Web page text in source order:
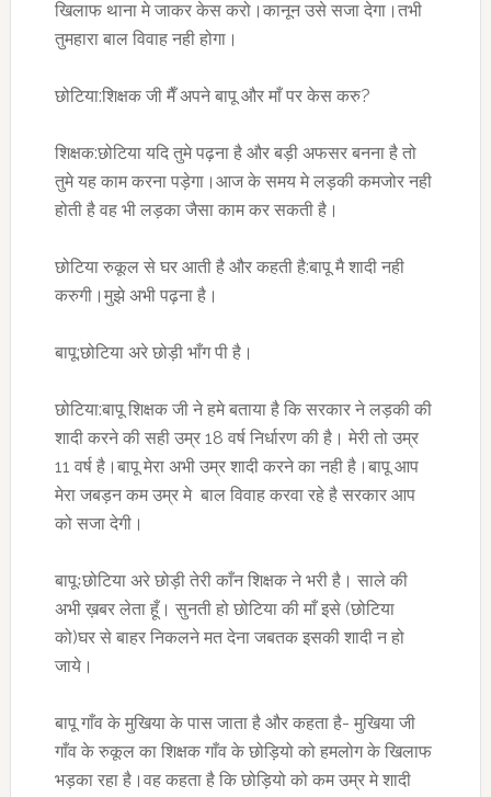
खिलाफ थाना मे जाकर केस करो।कानून उसे सजा देगा।तभी
तुमहारा बाल विवाह नही होगा।
छोटिया:शिक्षक जी मैँ अपने बापू और माँ पर केस करु?
शिक्षक:छोटिया यदि तुमे पढ़ना है और बड़ी अफसर बनना है तो
तुमे यह काम करना पड़ेगा।आज के समय मे लड़की कमजोर नही
होती है वह भी लड़का जैसा काम कर सकती है।
छोटिया रुकूल से घर आती है और कहती है:बापू मै शादी नही
करुगी।मुझे अभी पढ़ना है।
बापू:छोटिया अरे छोड़ी भाँग पी है।
छोटिया:बापू शिक्षक जी ने हमे बताया है कि सरकार ने लड़की की
शादी करने की सही उम्र 18 वर्ष निर्धारण की है। मेरी तो उम्र
11 वर्ष है।बापू मेरा अभी उम्र शादी करने का नही है।बापू आप
मेरा जबड़न कम उम्र मे बाल विवाह करवा रहे है सरकार आप
को सजा देगी।
बापूःछोटिया अरे छोड़ी तेरी काँन शिक्षक ने भरी है। साले की
अभी ख़बर लेता हूँ। सुनती हो छोटिया की माँ इसे (छोटिया
को)घर से बाहर निकलने मत देना जबतक इसकी शादी न हो
जाये।
बापू गाँव के मुखिया के पास जाता है और कहता है- मुखिया जी
गाँव के रुकूल का शिक्षक गाँव के छोड़ियो को हमलोग के खिलाफ
भड़का रहा है।वह कहता है कि छोड़ियो को कम उम्र मे शादी